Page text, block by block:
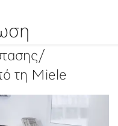
τη Miele